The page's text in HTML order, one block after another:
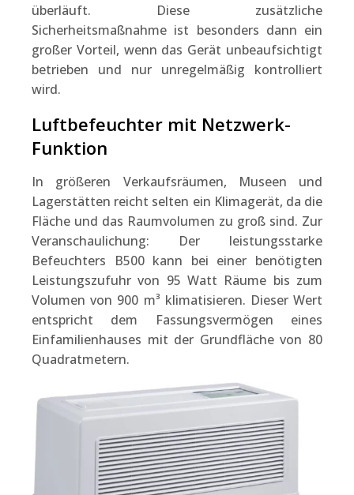
überläuft. Diese zusätzliche
Sicherheitsmaßnahme ist besonders dann ein
großer Vorteil, wenn das Gerät unbeaufsichtigt
betrieben und nur unregelmäßig kontrolliert
wird.
Luftbefeuchter mit Netzwerk-
Funktion
In größeren Verkaufsräumen, Museen und
Lagerstätten reicht selten ein Klimagerät, da die
Fläche und das Raumvolumen zu groß sind. Zur
Veranschaulichung: Der leistungsstarke
Befeuchters B500 kann bei einer benötigten
Leistungszufuhr von 95 Watt Räume bis zum
Volumen von 900 m³ klimatisieren. Dieser Wert
entspricht dem Fassungsvermögen eines
Einfamilienhauses mit der Grundfläche von 80
Quadratmetern.